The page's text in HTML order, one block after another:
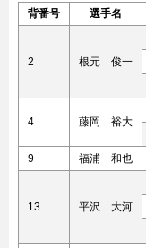
背番号 選手名
2 根元 俊一
4 藤岡 裕大
9
福浦 和也
13 平沢 大河